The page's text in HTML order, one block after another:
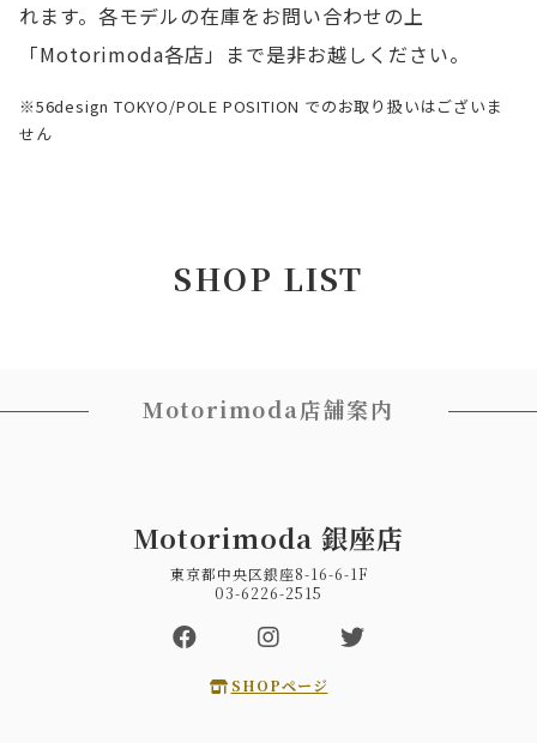
れます。各モデルの在庫をお問い合わせの上
「Motorimoda各店」まで是非お越しください。
※56design TOKYO/POLE POSITION でのお取り扱いはございま
せん
SHOP LIST
Motorimoda店舗案内
Motorimoda 銀座店
東京都中央区銀座8-16-6-1F
03-6226-2515
SHOPページ